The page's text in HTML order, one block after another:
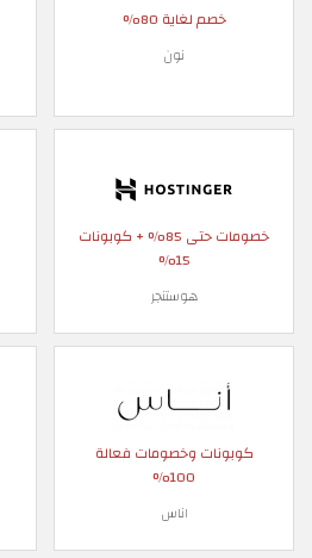
خصم لغاية 80%
نون
خصومات حتى 85% + كوبونات
15%
هوستنجر
كوبونات وخصومات فعالة
100%
اناس